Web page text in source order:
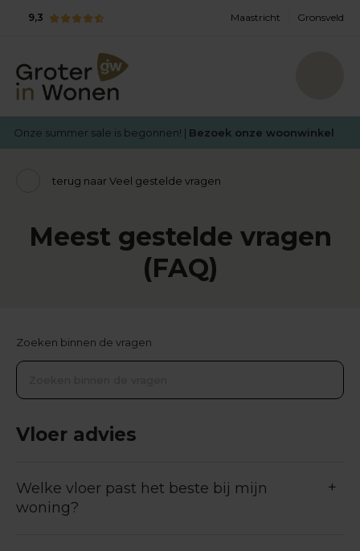
9,3 Maastricht Gronsveld
Onze summer sale is begonnen! | Bezoek onze woonwinkel
terug naar Veel gestelde vragen
Meest gestelde vragen
(FAQ)
Zoeken binnen de vragen
Vloer advies
Welke vloer past het beste bij mijn
woning?